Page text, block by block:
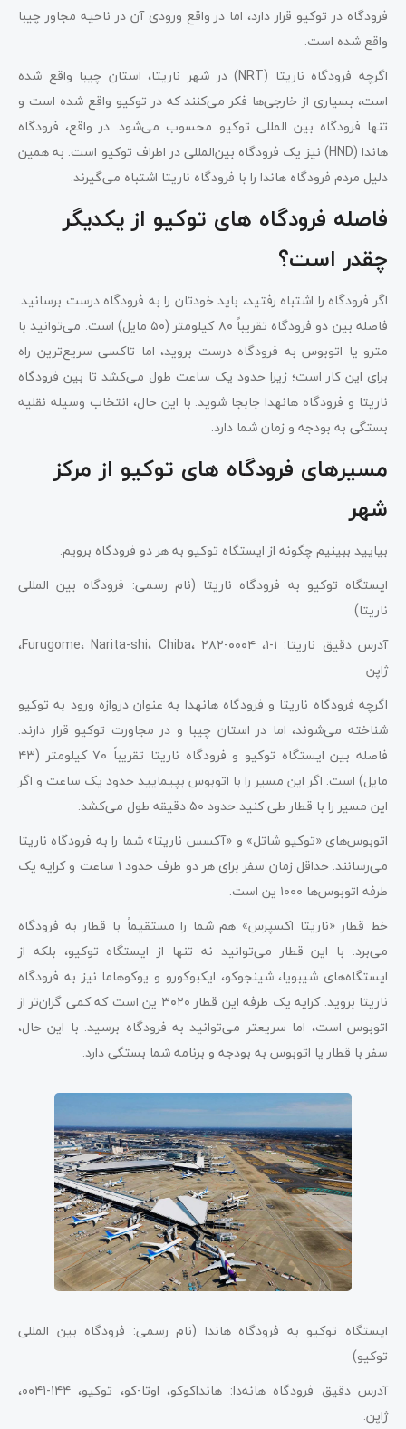
فرودگاه در توکیو قرار دارد، اما در واقع ورودی آن در ناحیه مجاور چیبا
واقع شده است.
اگرچه فرودگاه ناریتا (NRT) در شهر ناریتا، استان چیبا واقع شده
است، بسیاری از خارجی‌ها فکر می‌کنند که در توکیو واقع شده است و
تنها فرودگاه بین المللی توکیو محسوب می‌شود. در واقع، فرودگاه
هاندا (HND) نیز یک فرودگاه بین‌المللی در اطراف توکیو است. به همین
دلیل مردم فرودگاه هاندا را با فرودگاه ناریتا اشتباه می‌گیرند.
فاصله فرودگاه‌ های توکیو از یکدیگر
چقدر است؟
اگر فرودگاه را اشتباه رفتید، باید خودتان را به فرودگاه درست برسانید.
فاصله بین دو فرودگاه تقریباً ۸۰ کیلومتر (۵۰ مایل) است. می‌توانید با
مترو یا اتوبوس به فرودگاه درست بروید، اما تاکسی سریع‌ترین راه
برای این کار است؛ زیرا حدود یک ساعت طول می‌کشد تا بین فرودگاه
ناریتا و فرودگاه هانهدا جابجا شوید. با این حال، انتخاب وسیله نقلیه
بستگی به بودجه و زمان شما دارد.
مسیرهای فرودگاه‌ های توکیو از مرکز
شهر
بیایید ببینیم چگونه از ایستگاه توکیو به هر دو فرودگاه برویم.
ایستگاه توکیو به فرودگاه ناریتا (نام رسمی: فرودگاه بین المللی
ناریتا)
آدرس دقیق ناریتا: ۱-۱، Furugome، Narita-shi، Chiba، ۲۸۲-۰۰۰۴،
ژاپن
اگرچه فرودگاه ناریتا و فرودگاه هانهدا به عنوان دروازه ورود به توکیو
شناخته می‌شوند، اما در استان چیبا و در مجاورت توکیو قرار دارند.
فاصله بین ایستگاه توکیو و فرودگاه ناریتا تقریباً ۷۰ کیلومتر (۴۳
مایل) است. اگر این مسیر را با اتوبوس بپیمایید حدود یک ساعت و اگر
این مسیر را با قطار طی کنید حدود ۵۰ دقیقه طول می‌کشد.
اتوبوس‌های «توکیو شاتل» و «آکسس ناریتا» شما را به فرودگاه ناریتا
می‌رسانند. حداقل زمان سفر برای هر دو طرف حدود ۱ ساعت و کرایه یک
طرفه اتوبوس‌ها ۱۰۰۰ ین است.
خط قطار «ناریتا اکسپرس» هم شما را مستقیماً با قطار به فرودگاه
می‌برد. با این قطار می‌توانید نه تنها از ایستگاه توکیو، بلکه از
ایستگاه‌های شیبویا، شینجوکو، ایکبوکورو و یوکوهاما نیز به فرودگاه
ناریتا بروید. کرایه یک طرفه این قطار ۳۰۲۰ ین است که کمی گران‌تر از
اتوبوس است، اما سریعتر می‌توانید به فرودگاه برسید. با این حال،
سفر با قطار یا اتوبوس به بودجه و برنامه شما بستگی دارد.
ایستگاه توکیو به فرودگاه هاندا (نام رسمی: فرودگاه بین المللی
توکیو)
آدرس دقیق فرودگاه هانه‌دا: هانداکوکو، اوتا-کو، توکیو، ۱۴۴-۰۰۴۱،
ژاپن.